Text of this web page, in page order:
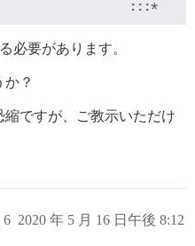
必要があります。
？
ですが、ご教示いただけ
2020 年 5 月 16 日午後 8:12
6